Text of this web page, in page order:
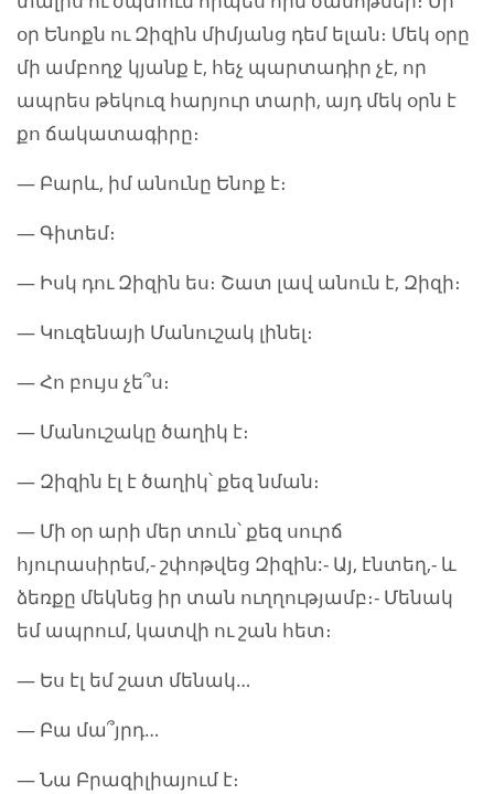
օր Ենոքն ու Զիզին միմյանց դեմ ելան։ Մեկ օրը
մի ամբողջ կյանք է, հեչ պարտադիր չէ, որ
ապրես թեկուզ հարյուր տարի, այդ մեկ օրն է
քո ճակատագիրը։
— Բարև, իմ անունը Ենոք է։
— Գիտեմ։
— Իսկ դու Զիզին ես։ Շատ լավ անուն է, Զիզի։
— Կուզենայի Մանուշակ լինել։
— Հո բույս չե՞ս։
— Մանուշակը ծաղիկ է։
— Զիզին էլ է ծաղիկ՝ քեզ նման։
— Մի օր արի մեր տուն՝ քեզ սուրճ
հյուրասիրեմ,- շփոթվեց Զիզին:- Այ, էնտեղ,- և
ձեռքը մեկնեց իր տան ուղղությամբ։- Մենակ
եմ ապրում, կատվի ու շան հետ։
— Ես էլ եմ շատ մենակ…
— Բա մա՞յրդ…
— Նա Բրազիլիայում է։